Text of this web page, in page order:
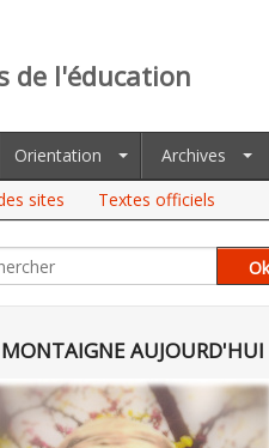
de l'éducation
Orientation
Archives
sites Textes officiels
MONTAIGNE AUJOURD'HUI